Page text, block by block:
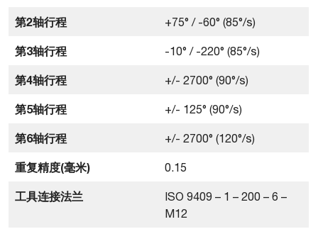
第2轴行程 +75° / -60° (85°/s)
第3轴行程 -10° / -220° (85°/s)
第4轴行程 +/- 2700° (90°/s)
第5轴行程 +/- 125° (90°/s)
第6轴行程 +/- 2700° (120°/s)
重复精度(毫米) 0.15
工具连接法兰
ISO 9409 – 1 – 200 – 6 –
M12